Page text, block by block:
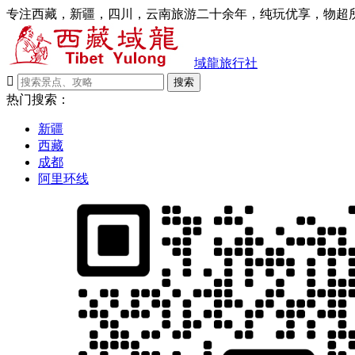
专注西藏，新疆，四川，云南旅游二十余年，纯玩优享，物超
域龍旅行社

搜索
热门搜索：
新疆
西藏
成都
阿里环线